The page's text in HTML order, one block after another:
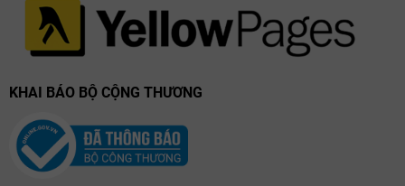
KHAI BÁO BỘ CỘNG THƯƠNG